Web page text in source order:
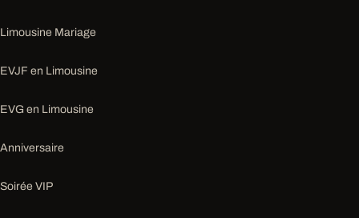
Limousine Mariage
EVJF en Limousine
EVG en Limousine
Anniversaire
Soirée VIP